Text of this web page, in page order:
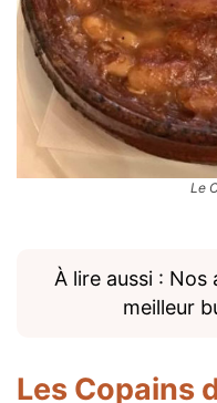
Le
À lire aussi : Nos
meilleur
Les Copains